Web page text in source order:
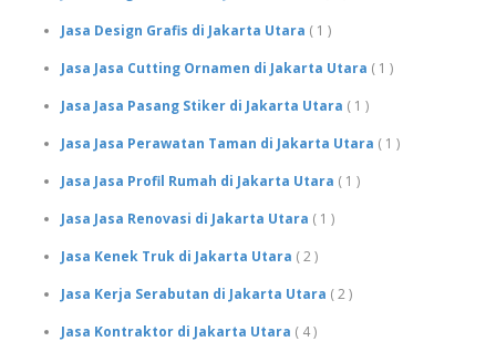
Jasa Design Grafis di Jakarta Utara ( 1 )
Jasa Jasa Cutting Ornamen di Jakarta Utara ( 1 )
Jasa Jasa Pasang Stiker di Jakarta Utara ( 1 )
Jasa Jasa Perawatan Taman di Jakarta Utara ( 1 )
Jasa Jasa Profil Rumah di Jakarta Utara ( 1 )
Jasa Jasa Renovasi di Jakarta Utara ( 1 )
Jasa Kenek Truk di Jakarta Utara ( 2 )
Jasa Kerja Serabutan di Jakarta Utara ( 2 )
Jasa Kontraktor di Jakarta Utara ( 4 )